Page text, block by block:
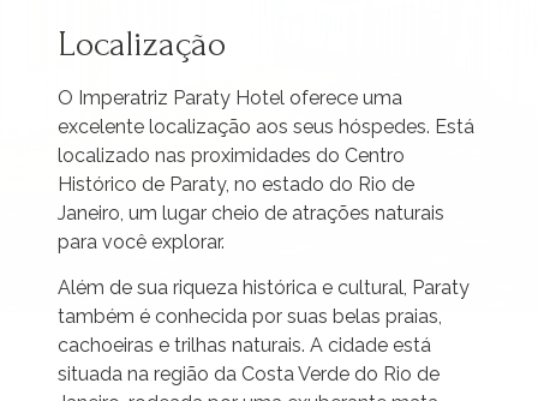
Localização
O Imperatriz Paraty Hotel oferece uma
excelente localização aos seus hóspedes. Está
localizado nas proximidades do Centro
Histórico de Paraty, no estado do Rio de
Janeiro, um lugar cheio de atrações naturais
para você explorar.
Além de sua riqueza histórica e cultural, Paraty
também é conhecida por suas belas praias,
cachoeiras e trilhas naturais. A cidade está
situada na região da Costa Verde do Rio de